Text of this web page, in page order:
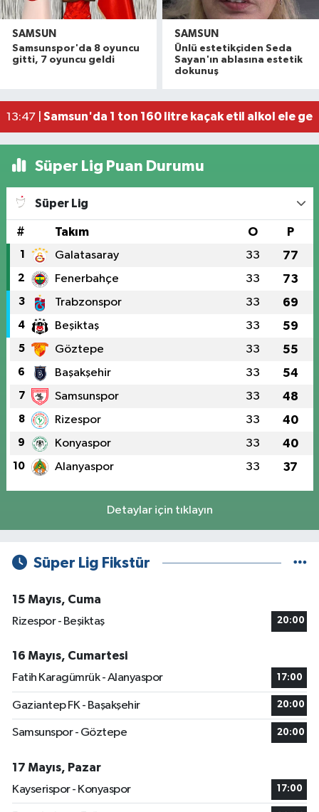
SAMSUN
Samsunspor'da 8 oyuncu
gitti, 7 oyuncu geldi
SAMSUN
Ünlü estetikçiden Seda
Sayan'ın ablasına estetik
dokunuş
16:49 |Dron saldırısına uğrayan geminin içi
15:27 |Uyuşturucu operasyonunda 7 şüpheli tutuklandı
Atakum'da denize girenlere önemli uyarı
13:47 | Samsun'da 1 ton 160 litre kaçak etil alkol ele
Süper Lig Puan Durumu
Süper Lig
# Takım O P
1 Galatasaray 33 77
2 Fenerbahçe 33 73
3 Trabzonspor 33 69
4 Beşiktaş 33 59
5 Göztepe 33 55
6 Başakşehir 33 54
7 Samsunspor 33 48
8 Rizespor 33 40
9 Konyaspor 33 40
10 Alanyaspor 33 37
Detaylar için tıklayın
Süper Lig Fikstür
15 Mayıs, Cuma
Rizespor - Beşiktaş
20:00
16 Mayıs, Cumartesi
Fatih Karagümrük - Alanyaspor
17:00
Gaziantep FK - Başakşehir 20:00
Samsunspor - Göztepe 20:00
17 Mayıs, Pazar
Kayserispor - Konyaspor
17:00